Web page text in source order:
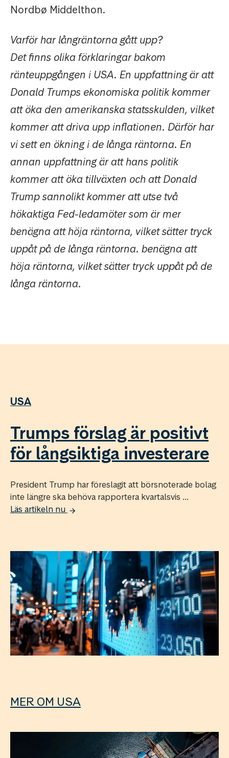
Nordbø Middelthon.
Varför har långräntorna gått upp?
Det finns olika förklaringar bakom
ränteuppgången i USA. En uppfattning är att
Donald Trumps ekonomiska politik kommer
att öka den amerikanska statsskulden, vilket
kommer att driva upp inflationen. Därför har
vi sett en ökning i de långa räntorna. En
annan uppfattning är att hans politik
kommer att öka tillväxten och att Donald
Trump sannolikt kommer att utse två
hökaktiga Fed-ledamöter som är mer
benägna att höja räntorna, vilket sätter tryck
uppåt på de långa räntorna. benägna att
höja räntorna, vilket sätter tryck uppåt på de
långa räntorna.
USA
Trumps förslag är positivt
för långsiktiga investerare
President Trump har föreslagit att börsnoterade bolag
inte längre ska behöva rapportera kvartalsvis ...
Läs artikeln nu
MER OM USA